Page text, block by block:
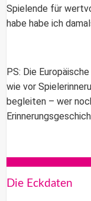
Spielende für
habe habe ich
PS: Die
wie vor
begleiten – wer
Die Eckdaten